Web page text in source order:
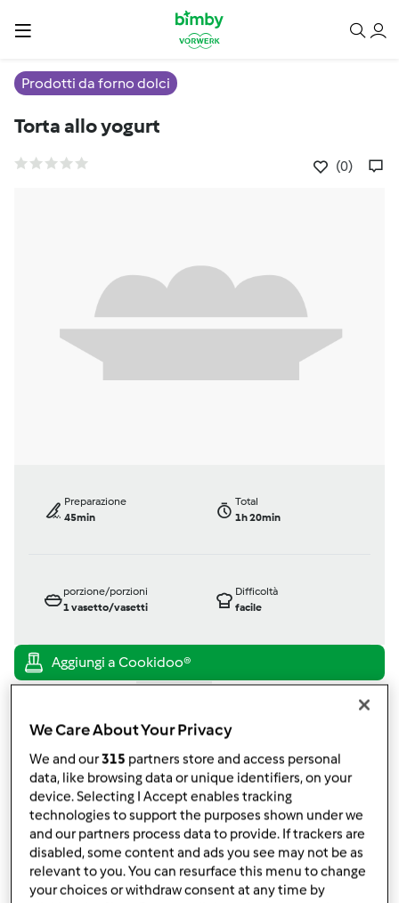
Prodotti da forno dolci
Torta allo yogurt
(0)
Preparazione
45min
Total
1h 20min
porzione/porzioni
1vasetto/vasetti
Difficoltà
facile
published: 24-09-2015
Aggiungi alle mie raccolte
condividi la ricetta
Crea variante
We Care About Your Privacy
We and our315 partners store and access personal
data, like browsing data or unique identifiers, on your
device. Selecting I Accept enables tracking
technologies to support the purposes shown under we
and our partners process data to provide. If trackers are
disabled, some content and ads you see may not be as
relevant to you. You can resurface this menu to change
your choices or withdraw consent at any time by